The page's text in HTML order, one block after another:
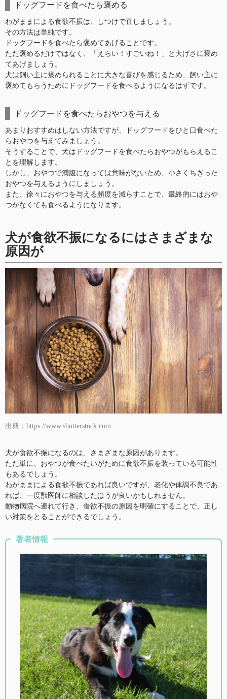
ドッグフードを食べたら褒める
わがままによる食欲不振は、しつけで直しましょう。
その方法は単純です。
ドッグフードを食べたら褒めてあげることです。
ただ褒めるだけではなく、「えらい！すごいね！」と大げさに褒め
てあげましょう。
犬は飼い主に褒められることに大きな喜びを感じるため、飼い主に
褒めてもらうためにドッグフードを食べるようになるはずです。
ドッグフードを食べたらおやつを与える
あまりおすすめはしない方法ですが、ドッグフードをひと口食べた
らおやつを与えてみましょう。
そうすることで、犬はドッグフードを食べたらおやつがもらえるこ
とを理解します。
しかし、おやつで満腹になっては意味がないため、小さくちぎった
おやつを与えるようにしましょう。
また、徐々におやつを与える頻度を減らすことで、最終的にはおや
つがなくても食べるようになります。
犬が食欲不振になるにはさまざまな
原因が
出典：https://www.shutterstock.com
犬が食欲不振になるのは、さまざまな原因があります。
ただ単に、おやつが食べたいがために食欲不振を装っている可能性
もあるでしょう。
わがままによる食欲不振であれば良いですが、老化や体調不良であ
れば、一度獣医師に相談したほうが良いかもしれません。
動物病院へ連れて行き、食欲不振の原因を明確にすることで、正し
い対策をとることができるでしょう。
著者情報